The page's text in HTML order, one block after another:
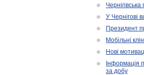
У Чернігові
Президент
Мобільні
Нові
Інформація
за добу